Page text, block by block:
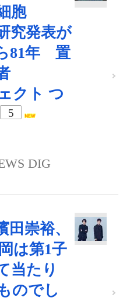
胞
究発表が
81年 置
クト つ
5
DIG
崇裕、
は第1子
当たり
のでし